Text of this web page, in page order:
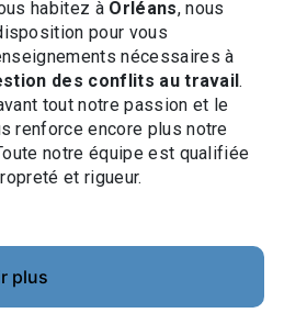
habitez à Orléans, nous
pour vous
nécessaires à
des conflits au travail.
tout notre passion et le
renforce encore plus notre
notre équipe est qualifiée
et rigueur.
plus